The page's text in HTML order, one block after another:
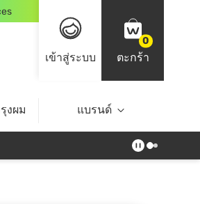
เข้าสู่ระบบ
0
ตะกร้า
งผม ไลฟ์สไตล์ Top Brands
แบรนด์